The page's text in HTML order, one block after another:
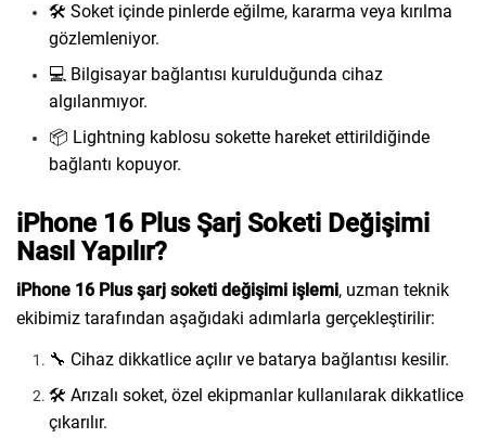
🛠️ Soket içinde pinlerde eğilme, kararma veya kırılma
gözlemleniyor.
💻 Bilgisayar bağlantısı kurulduğunda cihaz
algılanmıyor.
📦 Lightning kablosu sokette hareket ettirildiğinde
bağlantı kopuyor.
iPhone 16 Plus Şarj Soketi Değişimi
Nasıl Yapılır?
iPhone 16 Plus şarj soketi değişimi işlemi, uzman teknik
ekibimiz tarafından aşağıdaki adımlarla gerçekleştirilir:
🔧 Cihaz dikkatlice açılır ve batarya bağlantısı kesilir.
🛠️ Arızalı soket, özel ekipmanlar kullanılarak dikkatlice
çıkarılır.